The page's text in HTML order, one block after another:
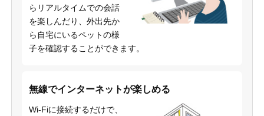
らリアルタイムでの会話
を楽しんだり、外出先か
ら自宅にいるペットの様
子を確認することができます。
無線でインターネットが楽しめる
Wi-Fiに接続するだけで、